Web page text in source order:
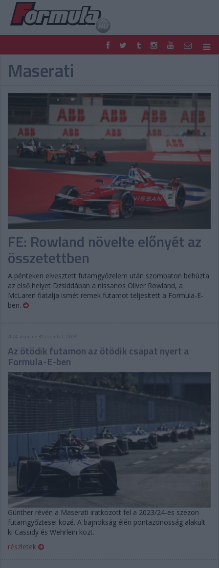
F1
FORMULA
LIVE
DIGITÁLIS MAGAZIN
PONTÁLLÁSOK
VERSENYNAPTÁRAK
Maserati
FE: Rowland növelte előnyét az
összetettben
A pénteken elvesztett futamgyőzelem után szombaton behúzta
az első helyet Dzsiddában a nissanos Oliver Rowland, a
McLaren fiatalja ismét remek futamot teljesített a Formula-E-
ben.
2024. március 30. szombat, 10:08
Az ötödik futamon az ötödik csapat nyert a
Formula-E-ben
Günther révén a Maserati iratkozott fel a 2023/24-es szezon
futamgyőztesei közé. A bajnokság élén pontazonosság alakult
ki Cassidy és Wehrlein közt.
részletek